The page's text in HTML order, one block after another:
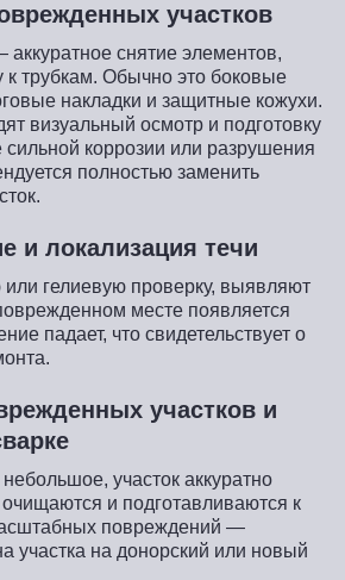
участков
снятие элементов,
трубкам. Обычно это боковые
накладки и защитные кожухи.
визуальный осмотр и подготовку
сильной коррозии или разрушения
полностью заменить
и локализация течи
или гелиевую проверку, выявляют
месте появляется
падает, что свидетельствует о
участков и
участок аккуратно
и подготавливаются к
повреждений —
участка на донорский или новый